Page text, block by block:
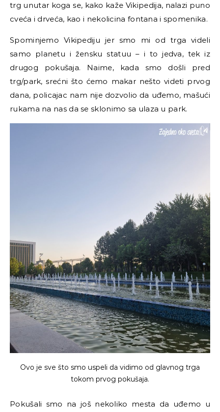
trg unutar koga se, kako kaže Vikipedija, nalazi puno
cveća i drveća, kao i nekolicina fontana i spomenika.
Spominjemo Vikipediju jer smo mi od trga videli
samo planetu i žensku statuu – i to jedva, tek iz
drugog pokušaja. Naime, kada smo došli pred
trg/park, srećni što ćemo makar nešto videti prvog
dana, policajac nam nije dozvolio da uđemo, mašući
rukama na nas da se sklonimo sa ulaza u park.
Ovo je sve što smo uspeli da vidimo od glavnog trga
tokom prvog pokušaja.
Pokušali smo na još nekoliko mesta da uđemo u